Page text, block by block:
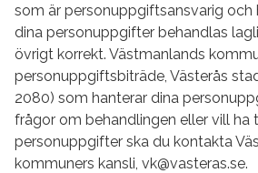
som är personuppgiftsansvarig och
dina personuppgifter behandlas
övrigt korrekt. Västmanlands
personuppgiftsbiträde, Västerås
2080) som hanterar dina
frågor om behandlingen eller vill ha
personuppgifter ska du kontakta
kommuners kansli, vk@vasteras.se.